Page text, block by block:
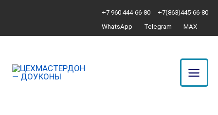
содержимому
+7 960 444-66-80
+7(863)445-66-80
WhatsApp
Telegram MAX
Плавающее
Goetze